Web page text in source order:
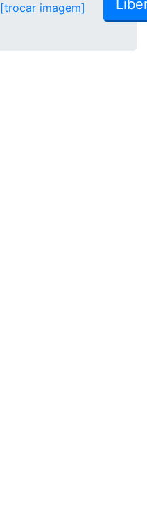
[trocar imagem]